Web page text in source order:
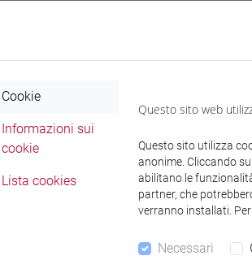
Orario di
Giovedì, ore
Cookie
Informazioni sui
cookie
Lista cookies
Questo sito web
Questo sito utilizza
anonime. Cliccando
abilitano le
partner, che
verranno installati.
Necessari